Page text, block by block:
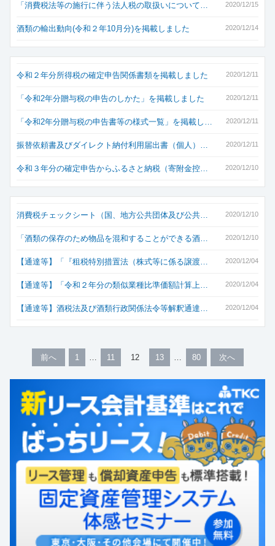
2020/12/15
「消費税法等の施行に伴う法人税の取扱いについて…
2020/12/14
酒類の輸出動向(令和２年10月分)を掲載しました
2020/12/11
令和２年分所得税の確定申告関係書類を掲載しました
2020/12/11
「令和2年分贈与税の申告のしかた」を掲載しました
2020/12/11
「令和2年分贈与税の申告書等の様式一覧」を掲載し…
2020/12/11
振替依頼書及びダイレクト納付利用届出書（個人）…
2020/12/10
令和３年分の確定申告からふるさと納税（寄附金控…
2020/12/10
消費税チェックシート（国、地方公共団体及び公共…
2020/12/10
「酒類の保存のため物品を混和することができる酒…
2020/12/04
【通達等】「『租税特別措置法（株式等に係る譲渡…
2020/12/04
【通達等】「令和２年分の類似業種比準価額計算上…
2020/12/04
【通達等】酒税法及び酒類行政関係法令等解釈通達…
前へ 1 11 12 13 80 次へ